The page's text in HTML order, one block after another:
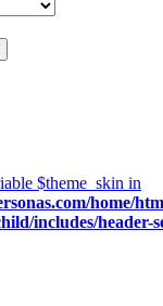
$theme_skin in
home/
includes/header-